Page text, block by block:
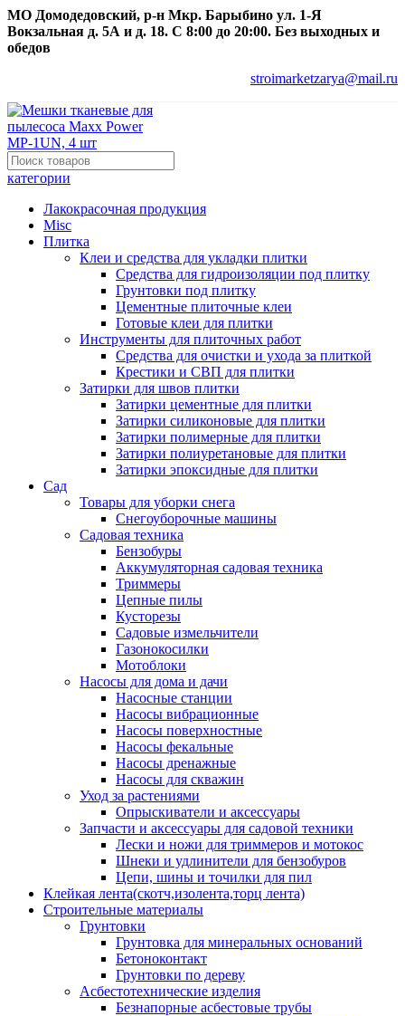
МО Домодедовский, р-н Мкр. Барыбино ул. 1-Я
Вокзальная д. 5А и д. 18. С 8:00 до 20:00. Без выходных и
обедов
stroimarketzarya@mail.ru
категории
Лакокрасочная продукция
Misc
Плитка
Клеи и средства для укладки плитки
Средства для гидроизоляции под плитку
Грунтовки под плитку
Цементные плиточные клеи
Готовые клеи для плитки
Инструменты для плиточных работ
Средства для очистки и ухода за плиткой
Крестики и СВП для плитки
Затирки для швов плитки
Затирки цементные для плитки
Затирки силиконовые для плитки
Затирки полимерные для плитки
Затирки полиуретановые для плитки
Затирки эпоксидные для плитки
Сад
Товары для уборки снега
Снегоуборочные машины
Садовая техника
Бензобуры
Аккумуляторная садовая техника
Триммеры
Цепные пилы
Кусторезы
Садовые измельчители
Газонокосилки
Мотоблоки
Насосы для дома и дачи
Насосные станции
Насосы вибрационные
Насосы поверхностные
Насосы фекальные
Насосы дренажные
Насосы для скважин
Уход за растениями
Опрыскиватели и аксессуары
Запчасти и аксессуары для садовой техники
Лески и ножи для триммеров и мотокос
Шнеки и удлинители для бензобуров
Цепи, шины и точилки для пил
Клейкая лента(скотч,изолента,торц лента)
Строительные материалы
Грунтовки
Грунтовка для минеральных оснований
Бетоноконтакт
Грунтовки по дереву
Асбестотехнические изделия
Безнапорные асбестовые трубы